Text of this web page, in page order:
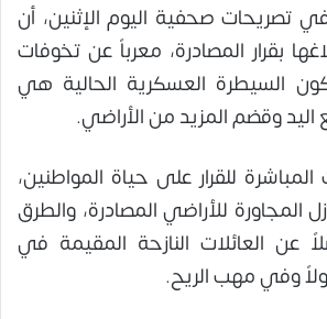
تصريحات صحفية اليوم الإثنين، أن
بقرار المصادرة، معرباً عن تخوفات
السيطرة العسكرية الحالية هي
وقضم المزيد من الأراضي.
للقرار على حياة المواطنين،
المجاورة للأراضي المصادرة، والطرق
عن العائلات النازحة المقيمة في
وفي مهب الريح.